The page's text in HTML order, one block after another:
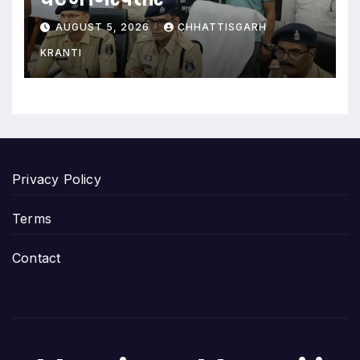
AUGUST 5, 2026 CHHATTISGARH
KRANTI
Privacy Policy
Terms
Contact